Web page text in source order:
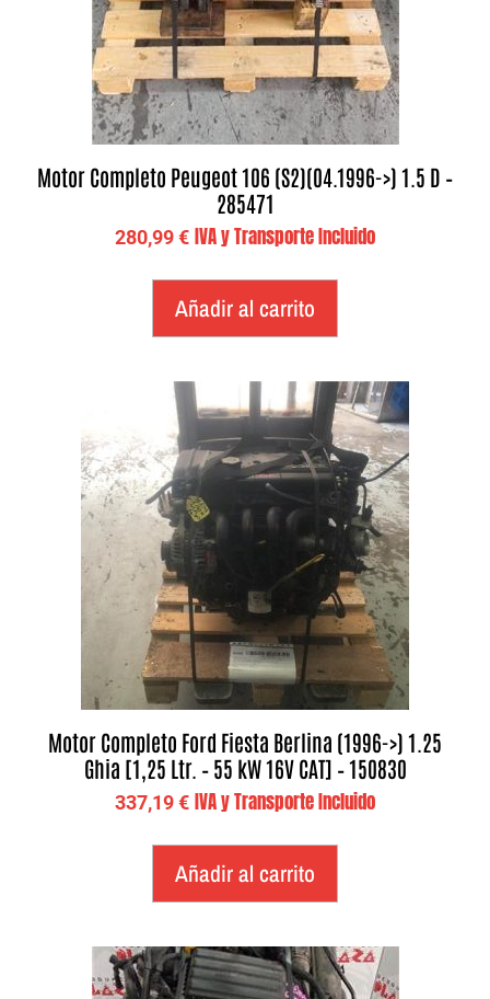
Motor Completo Peugeot 106 (S2)(04.1996->) 1.5 D –
285471
280,99€ IVA y Transporte Incluido
Añadir al carrito
Motor Completo Ford Fiesta Berlina (1996->) 1.25
Ghia [1,25 Ltr. – 55 kW 16V CAT] – 150830
337,19€ IVA y Transporte Incluido
Añadir al carrito